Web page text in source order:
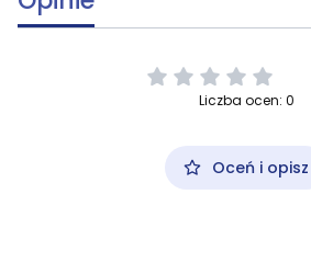
Liczba ocen: 0
Oceń i opisz